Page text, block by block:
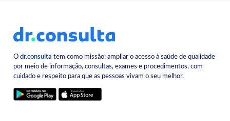
Odr.consulta tem como missão: ampliar o acesso à saúde de qualidade
por meio de informação, consultas, exames e procedimentos, com
cuidado e respeito para que as pessoas vivam o seu melhor.